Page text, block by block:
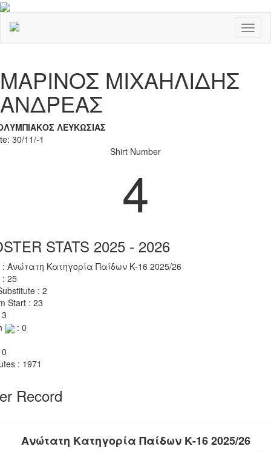
ΜΑΡΙΝΟΣ ΜΙΧΑΗΛΙΔΗΣ
ΑΝΔΡΕΑΣ
ΛΕΥΚΩΣΙΑΣ
30/11/-1
Shirt Number
4
STATS 2025 - 2026
: Ανώτατη Κατηγορία Παίδων Κ-16 2025/26
: 25
: 2
Start : 23
: 0
: 1971
Record
Ανώτατη Κατηγορία Παίδων Κ-16 2025/26